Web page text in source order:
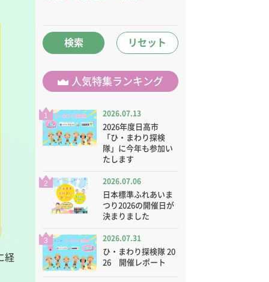
経
検索 リセット
人気特集ランキング
1 2026.07.13
2026年度日高市
「ひ・まわり探検
隊」に今年も参加い
たします
2 2026.07.06
日本標準ふれあいま
つり2026の開催日が
決まりました
3 2026.07.31
ひ・まわり探検隊 20
26 開催レポート